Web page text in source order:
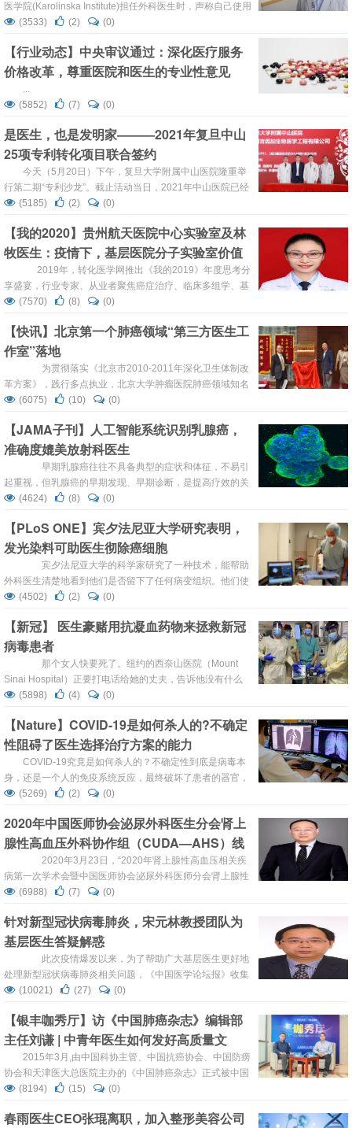
医学院(Karolinska Institute)担任外科医生时，声称自己使用
干细胞完成了世界上首例人工合成气管移植手术，他也因此
很快就有指控称，至少有一名患者在接受该手术时，病情还
没有严重到需要移植器官的地步。 现年63岁的
(3533) (2) (0)
【行业动态】中央审议通过：深化医疗服务
价格改革，尊重医院和医生的专业性意见
...
(5852)
(7) (0)
是医生，也是发明家———2021年复旦中山
25项专利转化项目联合签约
今天（5月20日）下午，复旦大学附属中山医院隆重举
行第二期“专利沙龙”。截止活动当日，2021年中山医院已经
成功转化专利25项，签约项目涵盖肝外科、心内科、内镜中
明成果。在沙龙活动中，中国科学院院士、复旦大学附属中
山医院院长樊嘉代表医院与专利受让企业举行现场联合签
约。 近年来，我国在科技成果转化方面出台了一系列政策...
(5185) (2) (0)
【我的2020】贵州航天医院中心实验室及林
牧医生：疫情下，基层医院分子实验室价值
的发挥！
2019年，转化医学网推出《我的2019》年度思考分
享盛宴，行业专家、从业者聚焦癌症治疗、临床多组学、基
因检测、新药研发、免疫治疗、精准医学、新技术新产品临
没有拜年、没有喧嚣，更多的磨难、更多的思考。我们这一
年，不忘初心、心怀梦想、勇往直前，跨越障碍、再创辉
煌。您的故事讲给行业听！ &...
(7570) (8) (0)
【快讯】北京第一个肺癌领域“第三方医生工
作室”落地
为贯彻落实《北京市2010-2011年深化卫生体制改
革方案》，践行多点执业，北京大学肿瘤医院肺癌领域知名
专家张力建医生工作室，于2020年9月23日率先落地北京，
管理协会 基因与细胞技术研究应用专业委员会副会长单位，
致力于新技术研发转化和大健康服务。 此次活动除
了“张力建医生工作室”揭牌，同...
(6075) (10) (0)
【JAMA子刊】人工智能系统识别乳腺癌，
准确度媲美放射科医生
早期乳腺癌往往不具备典型的症状和体征，不易引
起重视，但乳腺癌的早期发现、早期诊断，是提高疗效的关
键。近日，瑞典有研究人员比较了三种人工智能（AI）算法
医生一样准确，该研究可能为将来乳腺癌的筛查提供指导。
该研究于8月27日发表在《美国医学会杂志》肿瘤学分
册（JAMA Oncolog...
(4624) (8) (0)
【PLoS ONE】宾夕法尼亚大学研究表明，
发光染料可助医生彻除癌细胞
宾夕法尼亚大学的科学家研究了一种技术，能帮助
外科医生清楚地看到他们是否留下了任何病变组织。他们使
用一种在近红外光下发光并优先积聚在癌细胞中的染料，对
研究由美国宾夕法尼亚大学兽医学院临床科学与高级医学系
的David Holt领导并发表在《公共科学图书馆》上。题目
为“Intraopera...
(4502) (2) (0)
【新冠】 医生豪赌用抗凝血药物来拯救新冠
病毒患者
那个女人快要死了。纽约的西奈山医院（Mount
Sinai Hospital）正要打电话给她的丈夫，告诉他没有什么
可以尝试的办法了。后来胡曼·普尔医生赌了一把。 面
试图找出COVID-19是如何杀死他们的病人的，以便他们能
够尝试新的方法进行反击。一个不断发展的理论是:在病情最
严重的病人身上，很少有血块阻塞肺部。 ...
(5898) (4) (0)
【Nature】COVID-19是如何杀人的?不确定
性阻碍了医生选择治疗方案的能力
COVID-19究竟是如何杀人的？不确定性到底是病毒本
身，还是一个人的免疫系统反应，最终破坏了患者的器官，
这让医生很难确定治疗新冠病毒危重病人的最佳方式。寻求
免疫。 临床数据表明，免疫系统在新冠病毒感染者的减少和
死亡中起着一定的作用。这也刺激了对诸如类固醇等抑制免
疫反应的治疗方法的推动。但是其中一些疗法会广...
(5269) (2) (0)
2020年中国医师协会泌尿外科医生分会肾上
腺性高血压外科协作组（CUDA—AHS）线
上研讨会皮质癌专场圆满举行
2020年3月23日，“2020年肾上腺性高血压相关疾
病第一次学术会暨中国医师协会泌尿外科医师分会肾上腺性
高血压外科协作组城际慢病诊疗学术交流会议” 于线上圆满
师协会泌尿外科医师分会肾上腺性高血压外科协作组与西昌
市人民医院共同承办，银丰基因作为临床肿瘤研学联盟指定
地唯一落地执行方，参与了本次会议。四川大学华西医院魏
强、朱育春和彭星辰教授，武汉...
(6988) (7) (0)
针对新型冠状病毒肺炎，宋元林教授团队为
基层医生答疑解惑
此次疫情爆发以来，为了帮助广大基层医生更好地
处理新型冠状病毒肺炎相关问题，《中国医学论坛报》收集
了基层医生在临床诊疗中遇到的问题，邀请专家进行解答。
胡必杰教授进行解答后，我们又收到了更多来自全国各地基
层医生的问题。 本次继续邀请复旦大学附属中山医院呼
吸科宋元林教授团队为大家答疑解惑。提问医生地区分...
(10021) (27) (0)
【银丰咖秀厅】访《中国肺癌杂志》编辑部
主任刘谦 | 中青年医生如何发好高质量文
章？2015年3月,由中国科协主管、中国抗癌协会、中国防痨
协会和天津医大总医院主办的《中国肺癌杂志》正式被中国
科学引文数据库(CSCD)收录为核心期刊(以C标记),至此,
统计源目录,北大核心与中科院CSCD数据库全部收录为核心
(8194) (15) (0)
春雨医生CEO张琨离职，加入整形美容公司